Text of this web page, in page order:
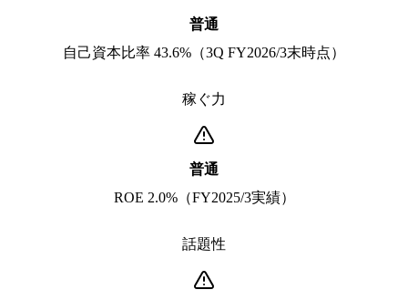
普通
自己資本比率 43.6%（3Q FY2026/3末時点）
稼ぐ力
普通
ROE 2.0%（FY2025/3実績）
話題性